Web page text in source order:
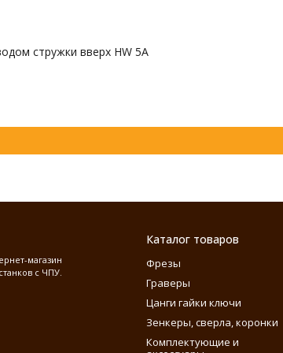
стружки вверх HW 5A
магазин
с ЧПУ.
Каталог товаров
Фрезы
Граверы
Цанги гайки ключи
Зенкеры, сверла, коронки
Комплектующие и